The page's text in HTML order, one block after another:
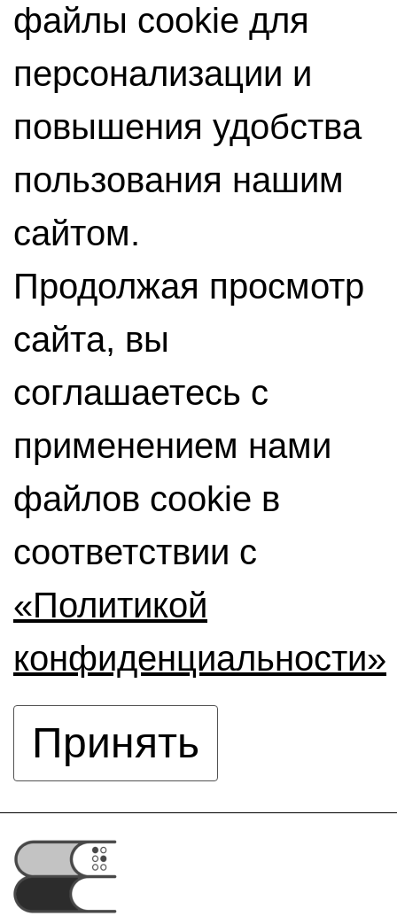
файлы cookie для
персонализации и
повышения удобства
пользования нашим
сайтом.
Продолжая просмотр
сайта, вы
соглашаетесь с
применением нами
файлов cookie в
соответствии с
«Политикой
конфиденциальности»
Принять